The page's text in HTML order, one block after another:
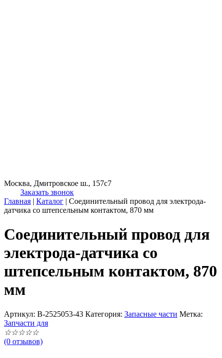
Москва, Дмитровское ш., 157с7
Заказать звонок
Главная | Каталог | Соединительный провод для электрода-
датчика со штепсельным контактом, 870 мм
Соединительный провод для
электрода-датчика со
штепсельным контактом, 870
мм
Артикул: B-2525053-43 Категория: Запасные части Метка:
Запчасти для
☆☆☆☆☆
(0 отзывов)